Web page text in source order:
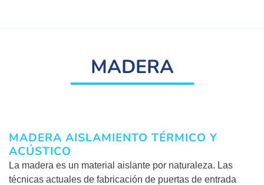
MADERA
MADERA AISLAMIENTO TÉRMICO Y
ACÚSTICO
La madera es un material aislante por naturaleza. Las
técnicas actuales de fabricación de puertas de entrada